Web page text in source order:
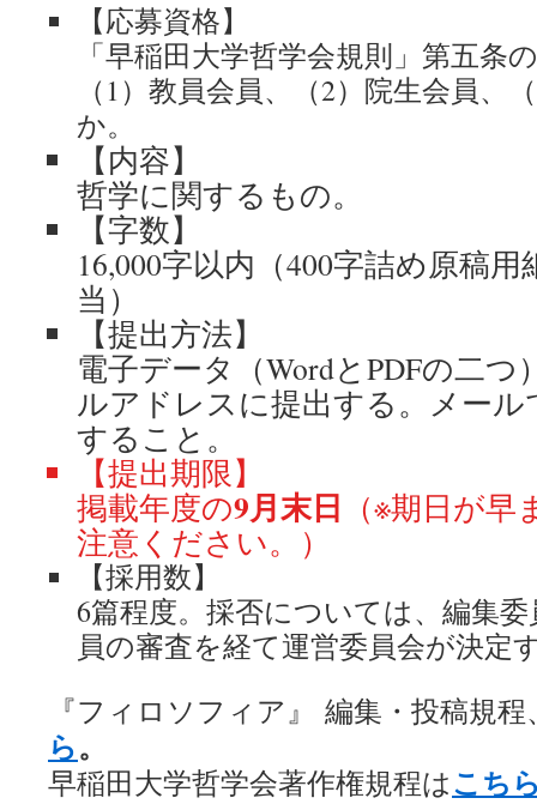
【応募資格】
「早稲田大学哲学会規則」第五条
（1）教員会員、（2）院生会員、
か。
【内容】
哲学に関するもの。
【字数】
16,000字以内（400字詰め原稿
当）
【提出方法】
電子データ（WordとPDFの二
ルアドレスに提出する。メー
すること。
【提出期限】
掲載年度の9月末日 （※期日が
注意ください。）
【採用数】
6篇程度。採否については、編集
員の審査を経て運営委員会が決定
『フィロソフィア』 編集・投稿規
ら。
早稲田大学哲学会著作権規程はこち